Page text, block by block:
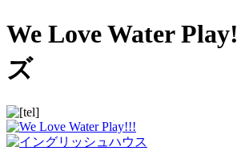
We Love Water
ズ